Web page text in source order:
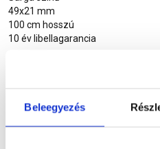
Beleegyezés
49x21 mm
100 cm hosszú
10 év libellagarancia
Részletes leírás